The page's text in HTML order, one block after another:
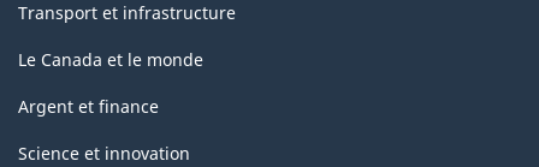
Transport et infrastructure
Le Canada et le monde
Argent et finance
Science et innovation